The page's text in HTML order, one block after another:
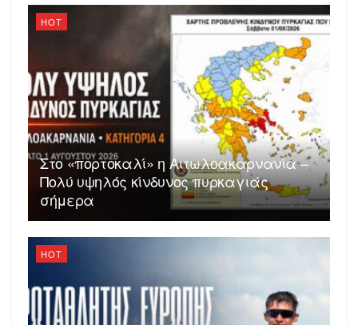
HOT
Στο «πορτοκαλί» η Αιτωλοακαρνανία –
Πολύ υψηλός κίνδυνος πυρκαγιάς
σήμερα
HOT